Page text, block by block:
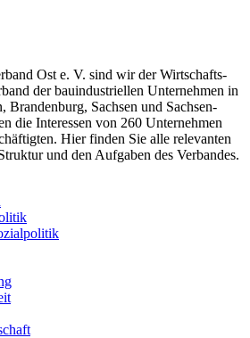
Ost e. V. sind wir der Wirtschafts-
der bauindustriellen Unternehmen in
Brandenburg, Sachsen und Sachsen-
die Interessen von 260 Unternehmen
Hier finden Sie alle relevanten
und den Aufgaben des Verbandes.